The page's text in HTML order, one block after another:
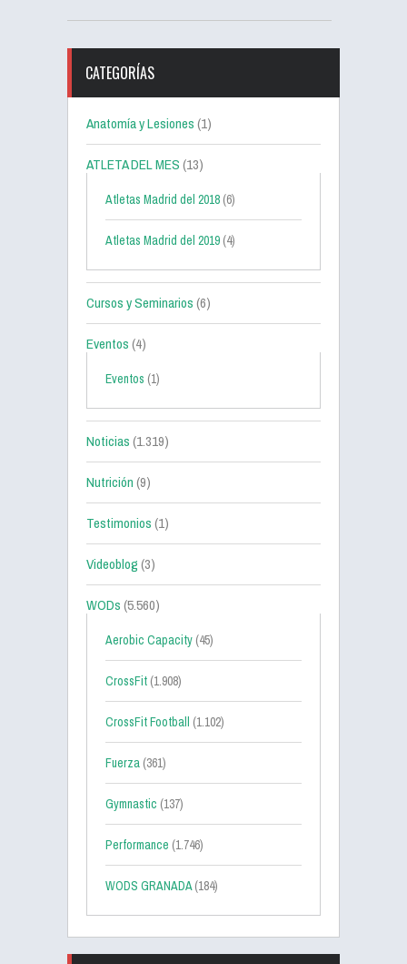
CATEGORÍAS
Anatomía y Lesiones(1)
ATLETA DEL MES(13)
Atletas Madrid del 2018 (6)
Atletas Madrid del 2019 (4)
Cursos y Seminarios(6)
Eventos(4)
Eventos (1)
Noticias(1.319)
Nutrición(9)
Testimonios(1)
Videoblog(3)
WODs(5.560)
Aerobic Capacity (45)
CrossFit (1.908)
CrossFit Football (1.102)
Fuerza (361)
Gymnastic (137)
Performance (1.746)
WODS GRANADA(184)